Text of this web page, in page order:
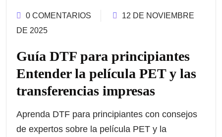
0 COMENTARIOS
12 DE NOVIEMBRE
DE 2025
Guía DTF para principiantes
Entender la película PET y las
transferencias impresas
Aprenda DTF para principiantes con consejos
de expertos sobre la película PET y la